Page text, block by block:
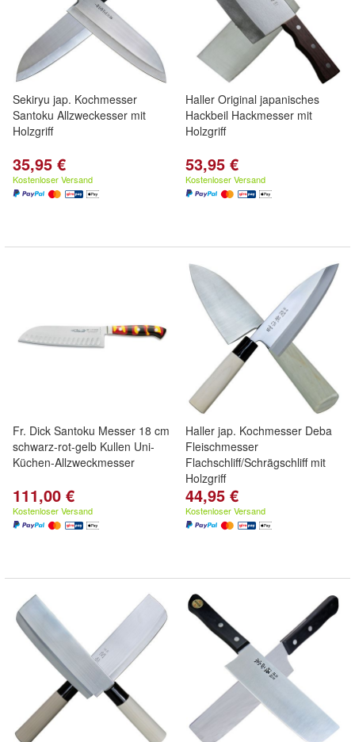
Sekiryu jap. Kochmesser
Santoku Allzweckesser mit
Holzgriff
35,95 €
Kostenloser Versand
Haller Original japanisches
Hackbeil Hackmesser mit
Holzgriff
53,95 €
Kostenloser Versand
Fr. Dick Santoku Messer 18 cm
schwarz-rot-gelb Kullen Uni-
Küchen-Allzweckmesser
111,00 €
Kostenloser Versand
Haller jap. Kochmesser Deba
Fleischmesser
Flachschliff/Schrägschliff mit
Holzgriff
44,95 €
Kostenloser Versand